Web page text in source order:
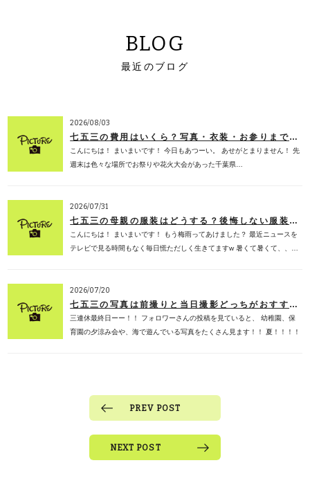
BLOG
最近のブログ
2026/08/03
七五三の費用はいくら？写真・衣装・お参りまでの相場を子ども専門フォトスタジオが徹底解説【2026年版】
こんにちは！ まいまいです！ 今日もあつーい。 あせがとまりません！ 先
週末は色々な場所でお祭りや花火大会があった千葉県…
2026/07/31
七五三の母親の服装はどうする？後悔しない服装選び・色・マナーを子ども専門フォトスタジオが徹底解説【2026年版】
こんにちは！ まいまいです！ もう梅雨ってあけました？ 最近ニュースを
テレビで見る時間もなく毎日慌ただしく生きてますw 暑くて暑くて、、…
2026/07/20
七五三の写真は前撮りと当日撮影どっちがおすすめ？メリット・デメリットを子供専門フォトスタジオが徹底解説【2026年版】
三連休最終日ーー！！ フォロワーさんの投稿を見ていると、 幼稚園、保
育園の夕涼み会や、海で遊んでいる写真をたくさん見ます！！ 夏！！！！
PREV POST
NEXT POST